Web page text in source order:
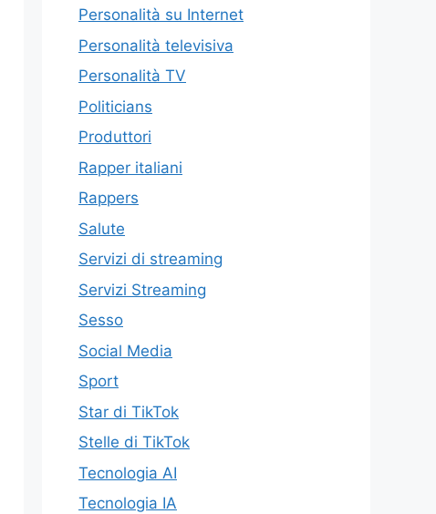
Personalità su Internet
Personalità televisiva
Personalità TV
Politicians
Produttori
Rapper italiani
Rappers
Salute
Servizi di streaming
Servizi Streaming
Sesso
Social Media
Sport
Star di TikTok
Stelle di TikTok
Tecnologia AI
Tecnologia IA